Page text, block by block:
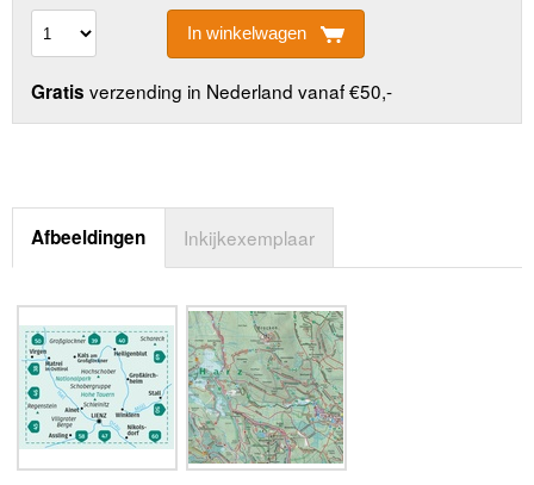
In winkelwagen
Gratis verzending in Nederland vanaf €50,-
Afbeeldingen Inkijkexemplaar